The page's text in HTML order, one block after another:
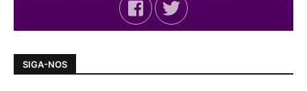
SIGA-NOS